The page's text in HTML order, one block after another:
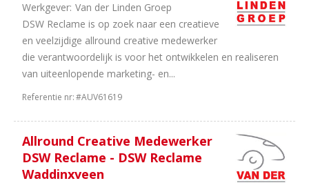
Werkgever: Van der Linden Groep
DSW Reclame is op zoek naar een creatieve
en veelzijdige allround creative medewerker
die verantwoordelijk is voor het ontwikkelen en realiseren
van uiteenlopende marketing- en...
Referentie nr:#AUV61619
Allround Creative Medewerker
DSW Reclame - DSW Reclame
Waddinxveen